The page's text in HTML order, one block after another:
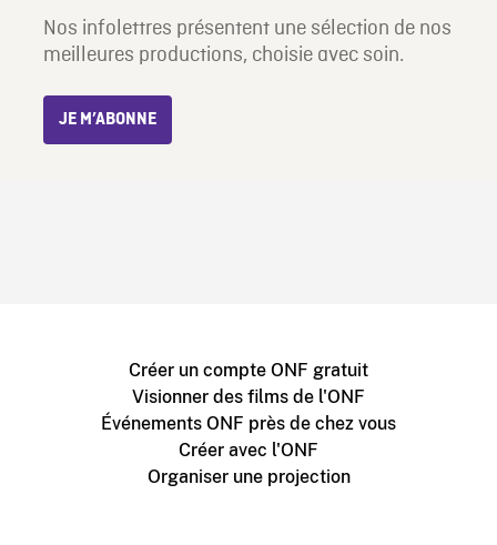
Nos infolettres présentent une sélection de nos
meilleures productions, choisie avec soin.
JE M’ABONNE
Créer un compte ONF gratuit
Visionner des films de l'ONF
Événements ONF près de chez vous
Créer avec l'ONF
Organiser une projection